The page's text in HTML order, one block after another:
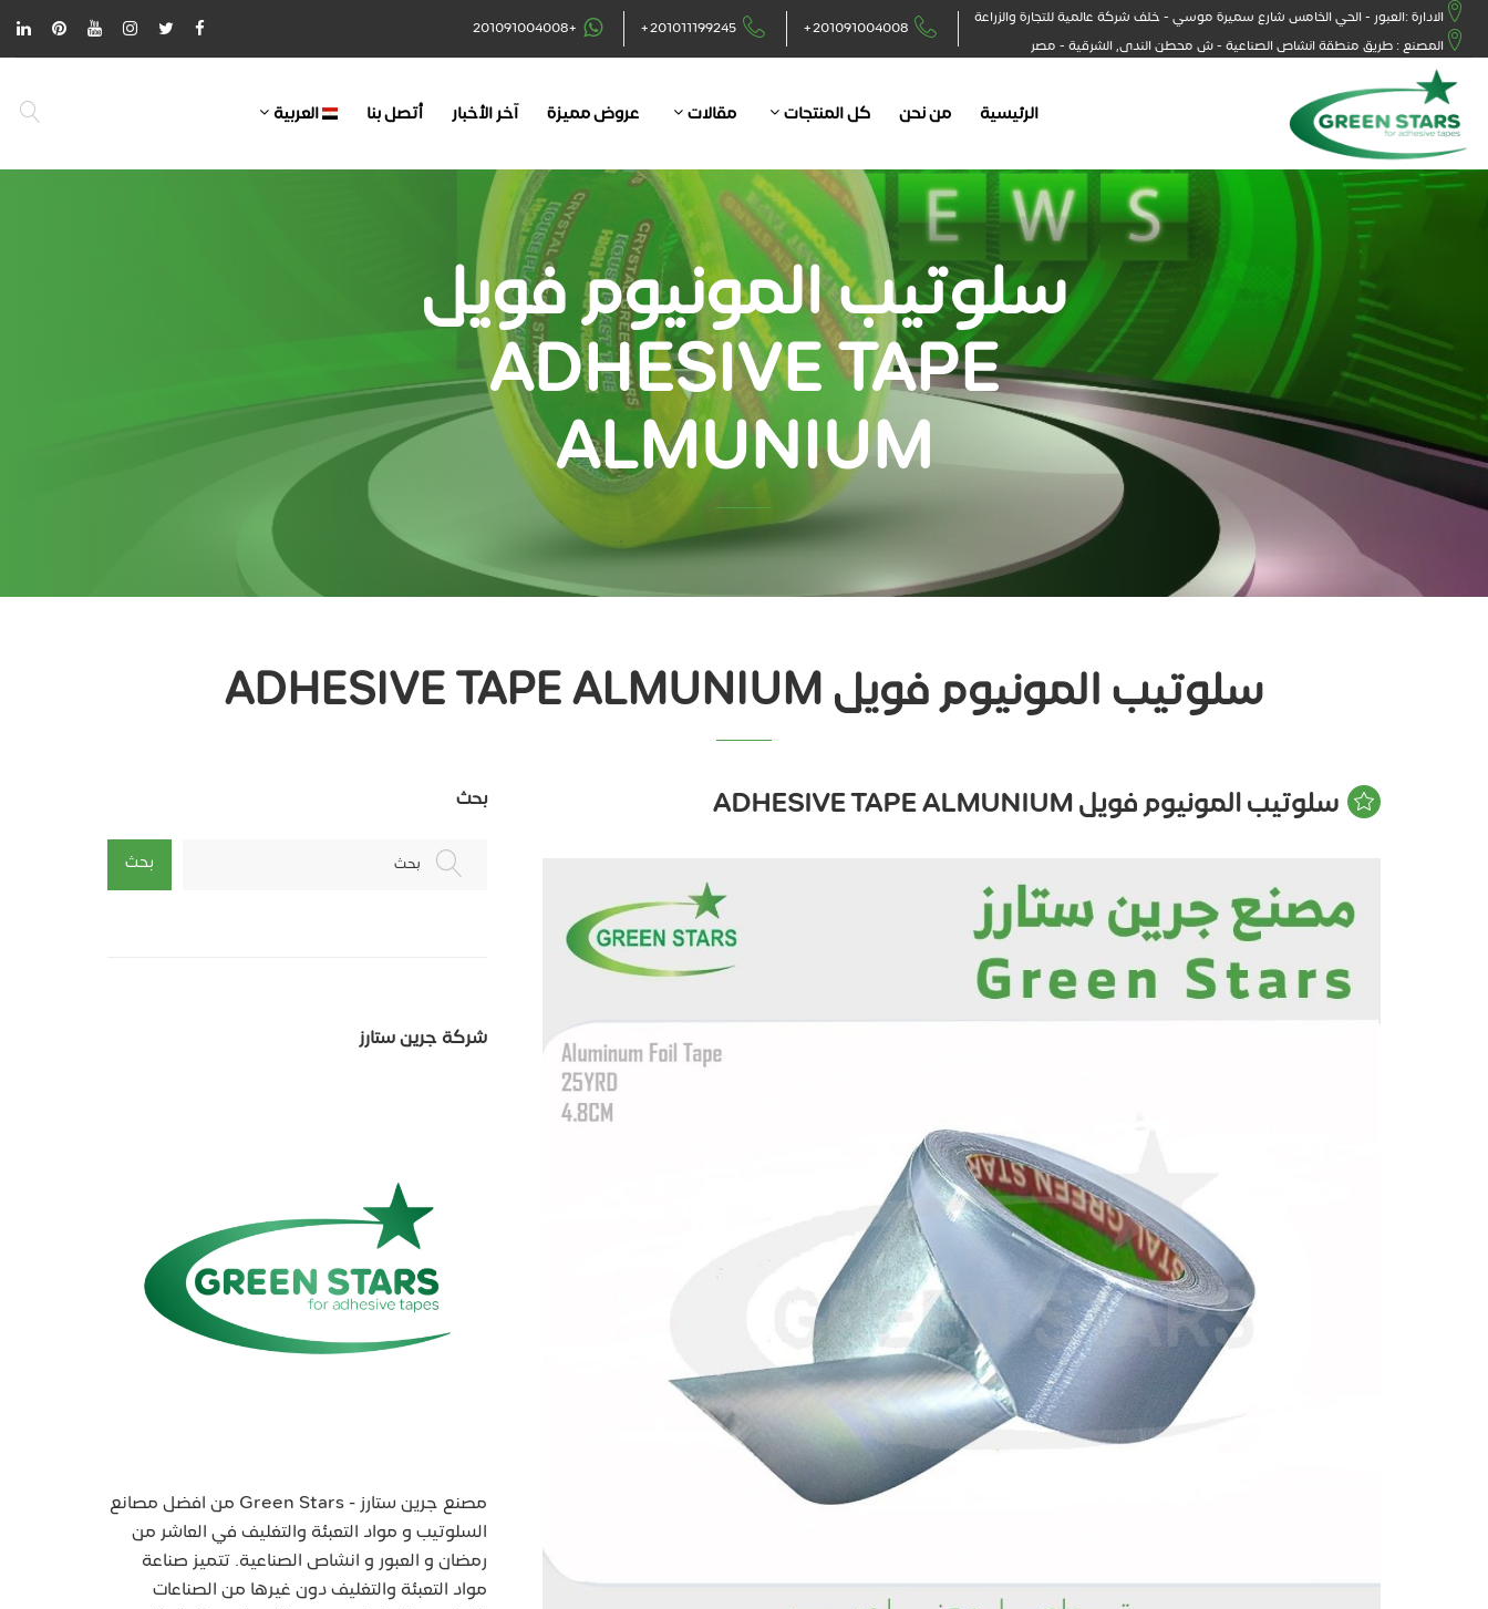
الادارة :العبور - الحي الخامس شارع سميرة موسي - خلف شركة عالمية للتجارة والزراعة
المصنع : طريق منطقة انشاص الصناعية - ش محطن الندى, الشرقية - مصر
+201091004008
+201011199245
+201091004008
الرئيسية من نحن كل المنتجات مقالات عروض مميزة آخر الأخبار أتصل بنا العربية
سلوتيب المونيوم فويل
ADHESIVE TAPE
ALMUNIUM
سلوتيب المونيوم فويل ADHESIVE TAPE ALMUNIUM
سلوتيب المونيوم فويل ADHESIVE TAPE ALMUNIUM بحث
بحث بحث
شركة جرين ستارز
مصنع جرين ستارز - Green Stars من افضل مصانع
السلوتيب و مواد التعبئة والتغليف في العاشر من
رمضان و العبور و انشاص الصناعية. تتميز صناعة
مواد التعبئة والتغليف دون غيرها من الصناعات